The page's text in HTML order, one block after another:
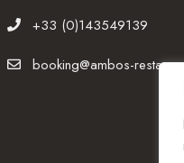
+33 (0)143549139
booking@ambos-